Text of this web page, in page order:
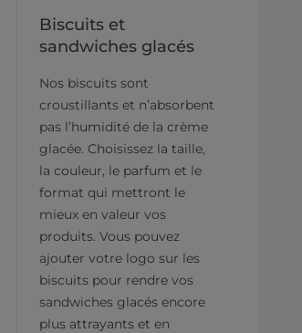
Biscuits et
sandwiches glacés
Nos biscuits sont
croustillants et n’absorbent
pas l’humidité de la crème
glacée. Choisissez la taille,
la couleur, le parfum et le
format qui mettront le
mieux en valeur vos
produits. Vous pouvez
ajouter votre logo sur les
biscuits pour rendre vos
sandwiches glacés encore
plus attrayants et en